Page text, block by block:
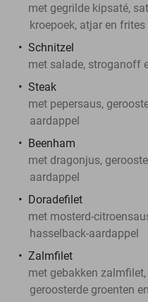
met gegrilde kipsaté,
kroepoek, atjar en frites
Schnitzel
met salade, stroganoff
Steak
met pepersaus,
aardappel
Beenham
met dragonjus,
aardappel
Doradefilet
met mosterd-
hasselback-aardappel
Zalmfilet
met gebakken
geroosterde groenten